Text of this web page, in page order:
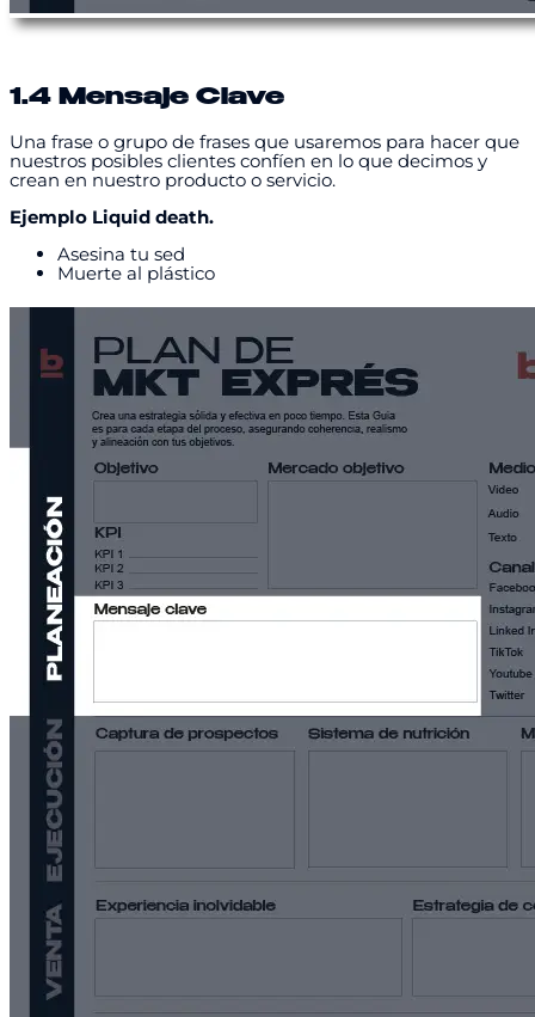
1.4 Mensaje Clave
Una frase o grupo de frases que usaremos para hacer que
nuestros posibles clientes confíen en lo que decimos y
crean en nuestro producto o servicio.
Ejemplo Liquid death.
Asesina tu sed
Muerte al plástico